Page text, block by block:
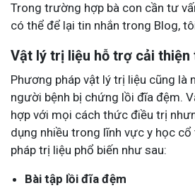
Trong trường hợp bà con cần tư
có thể để lại tin nhắn trong Blog,
Vật lý trị liệu hỗ trợ cải thiện
Phương pháp vật lý trị liệu cũng là
người bệnh bị chứng lồi đĩa đệm.
hợp với mọi cách thức điều trị
dụng nhiều trong lĩnh vực y học
pháp trị liệu phổ biến như sau:
Bài tập lồi đĩa đệm